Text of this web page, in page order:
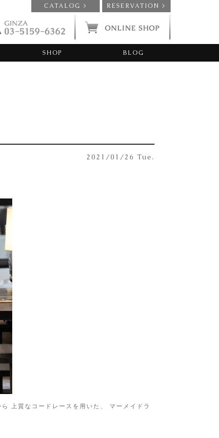
CATALOG > RESERVATION >
SHOP BLOG
2021/01/26 Tue.
上質なコードレースを用いた、 マーメイドラ